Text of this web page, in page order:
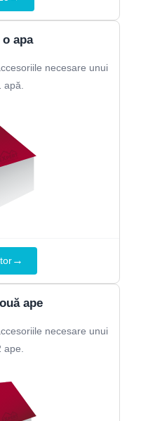
apa
necesare unui
→
ape
necesare unui